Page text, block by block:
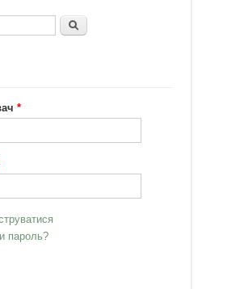
форма
Пошук
*
пароль?